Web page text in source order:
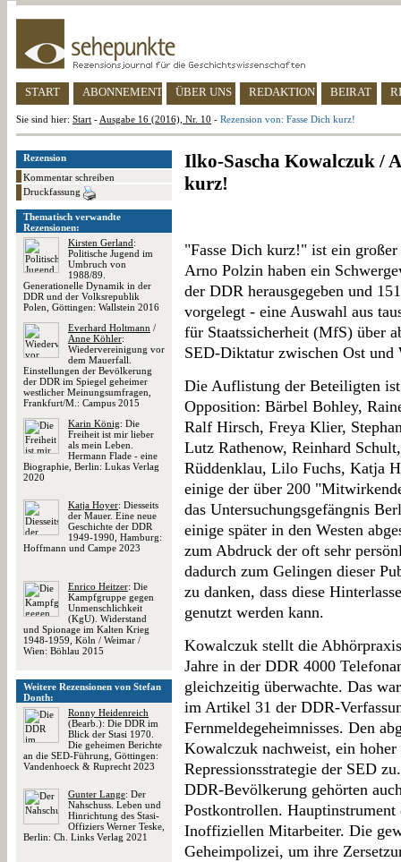
START ABONNEMENT ÜBER UNS REDAKTION BEIRAT
Sie sind hier: Start - Ausgabe 16 (2016), Nr. 10 - Rezension von: Fasse Dich kurz!
Rezension
Kommentar schreiben
Druckfassung
Thematisch verwandte
Rezensionen:
Kirsten Gerland:
Politische Jugend im
Umbruch von
1988/89.
Generationelle Dynamik in der
DDR und der Volksrepublik
Polen, Göttingen: Wallstein 2016
Everhard Holtmann /
Anne Köhler:
Wiedervereinigung vor
dem Mauerfall.
Einstellungen der Bevölkerung
der DDR im Spiegel geheimer
westlicher Meinungsumfragen,
Frankfurt/M.: Campus 2015
Karin König: Die
Freiheit ist mir lieber
als mein Leben.
Hermann Flade - eine
Biographie, Berlin: Lukas Verlag
2020
Katja Hoyer: Diesseits
der Mauer. Eine neue
Geschichte der DDR
1949-1990, Hamburg:
Hoffmann und Campe 2023
Enrico Heitzer: Die
Kampfgruppe gegen
Unmenschlichkeit
(KgU). Widerstand
und Spionage im Kalten Krieg
1948-1959, Köln / Weimar /
Wien: Böhlau 2015
Weitere Rezensionen von Stefan
Donth:
Ronny Heidenreich
(Bearb.): Die DDR im
Blick der Stasi 1970.
Die geheimen Berichte
an die SED-Führung, Göttingen:
Vandenhoeck & Ruprecht 2023
Gunter Lange: Der
Nahschuss. Leben und
Hinrichtung des Stasi-
Offiziers Werner Teske,
Berlin: Ch. Links Verlag 2021
Ilko-Sascha Kowalczuk /
kurz!
"Fasse Dich kurz!" ist ein
Arno Polzin haben ein
der DDR herausgegeben und
vorgelegt - eine Auswahl aus
für Staatssicherheit (MfS) über
SED-Diktatur zwischen Ost
Die Auflistung der Beteiligten
Opposition: Bärbel Bohley,
Ralf Hirsch, Freya Klier,
Lutz Rathenow, Reinhard
Rüddenklau, Lilo Fuchs, Katja
einige der über 200
das Untersuchungsgefängnis
einige später in den Westen
zum Abdruck der oft sehr
dadurch zum Gelingen dieser
zu danken, dass diese
genutzt werden kann.
Kowalczuk stellt die
Jahre in der DDR 4000
gleichzeitig überwachte. Das
im Artikel 31 der DDR-
Fernmeldegeheimnisses. Den
Kowalczuk nachweist, ein
Repressionsstrategie der SED
DDR-Bevölkerung gehörten
Postkontrollen.
Inoffiziellen Mitarbeiter. Die
Geheimpolizei, um ihre